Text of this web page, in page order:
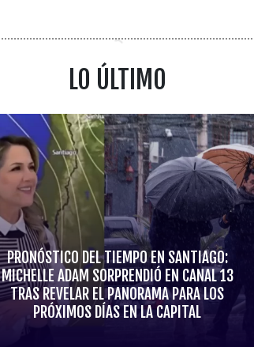
LO ÚLTIMO
PRONÓSTICO DEL TIEMPO EN SANTIAGO:
MICHELLE ADAM SORPRENDIÓ EN CANAL 13
TRAS REVELAR EL PANORAMA PARA LOS
PRÓXIMOS DÍAS EN LA CAPITAL